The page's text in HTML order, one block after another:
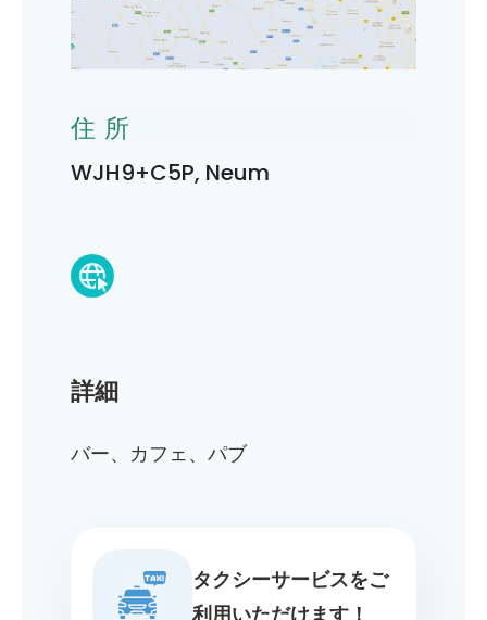
詳細
バー、カフェ、パブ
タクシーサービスをご
利用いただけます！
住所
WJH9+C5P, Neum